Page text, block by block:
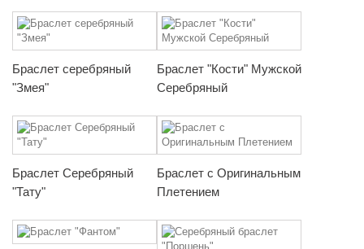
Браслет серебряный
"Змея"
Браслет "Кости" Мужской
Серебряный
Браслет Серебряный
"Тату"
Браслет с Оригинальным
Плетением